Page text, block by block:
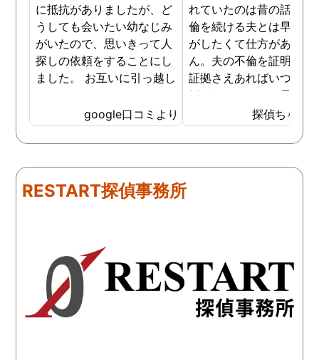
に抵抗がありましたが、ど
うしても会いたい幼なじみ
がいたので、思いきって人
探しの依頼をすることにし
ました。 お互いに引っ越し
いる情報も少なかったの
で、難しいかなと思ってい
たのですが、見事に探して
ました。うれしくてお互い
に涙の再会でした。 対応し
玉総合情報事務所さんに依
頼させていただき本当に良
かったです。
google口コミより
れていたのは昔の話で、
倫を続ける夫とは早く離
がしたくて仕方がありま
ん。夫の不倫を証明でき
証拠さえあればいつでも
婚ができるのにと愚痴を
ぼしていると、姉が探偵
不倫の証拠集めを依頼し
くれました。探偵事務所
にも関わらず、相談員の
明な点が全くないほどし
かりと説明をしてくれま
た。調査では夫が不倫相
の自宅に頻繁に訪れる様
探偵ちゃん
RESTART探偵事務所